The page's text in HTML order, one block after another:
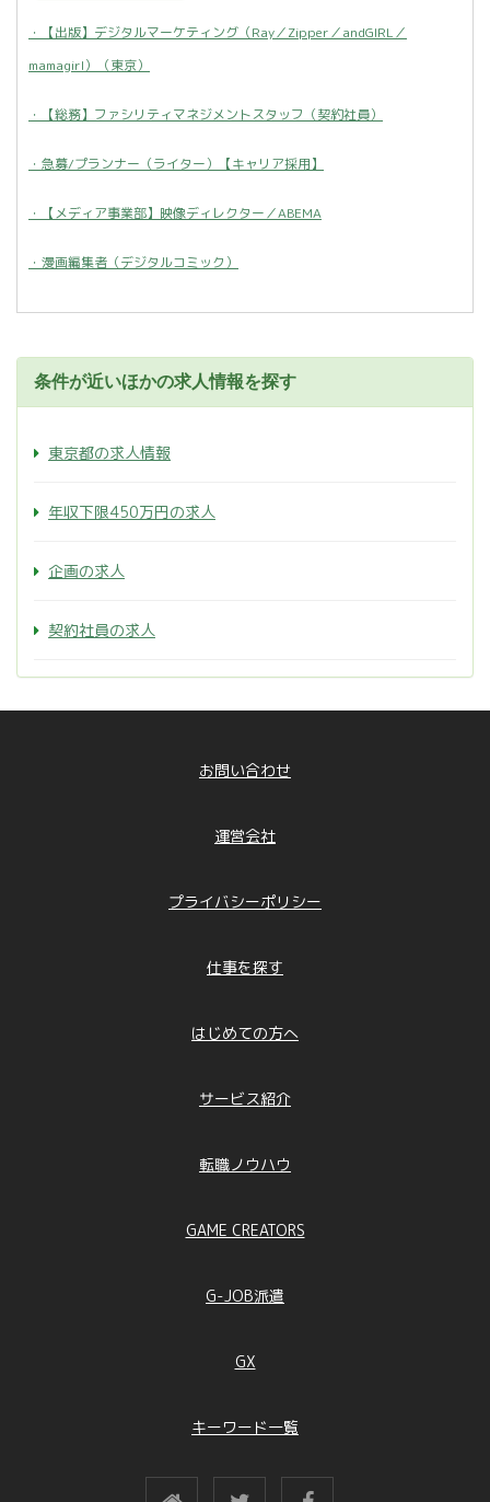
・【出版】デジタルマーケティング（Ray／Zipper／andGIRL／
mamagirl）（東京）
・【総務】ファシリティマネジメントスタッフ（契約社員）
・急募/プランナー（ライター）【キャリア採用】
・【メディア事業部】映像ディレクター／ABEMA
・漫画編集者（デジタルコミック）
条件が近いほかの求人情報を探す
東京都の求人情報
年収下限450万円の求人
企画の求人
契約社員の求人
お問い合わせ
運営会社
プライバシーポリシー
仕事を探す
はじめての方へ
サービス紹介
転職ノウハウ
GAME CREATORS
G-JOB派遣
GX
キーワード一覧